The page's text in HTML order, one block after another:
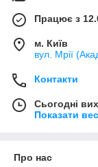
Працює з
м. Київ
вул. Мрії
Контакти
Сьогодні
Показати
Про нас